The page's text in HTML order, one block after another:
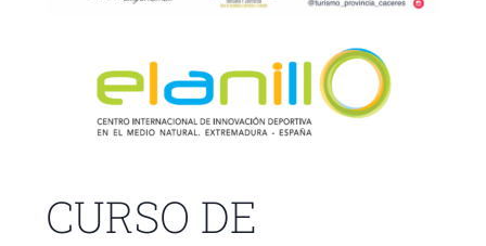
CURSO DE